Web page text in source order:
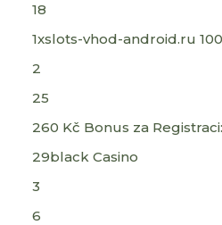
18
1xslots-vhod-android.ru 100
2
25
260 Kč Bonus za
29black Casino
3
6